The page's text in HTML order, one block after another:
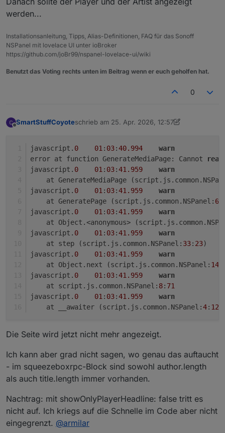
werden...
Installationsanleitung, Tipps, Alias-Definitionen, FAQ für das Sonoff
NSPanel mit lovelace UI unter ioBroker
https://github.com/joBr99/nspanel-lovelace-ui/wiki
Benutzt das Voting rechts unten im Beitrag wenn er euch geholfen hat.
0
Offline
SmartStuffCoyoteschrieb am 25. Apr. 2026, 12:57
zuletzt editiert von SmartStuffCoyote
javascript. 0 01 : 03:40.994
warn
error at function GenerateMediaPage: Cannot
read
javascript. 0 01 : 03:41.959
warn
at GenerateMediaPage
javascript. 0 01 : 03:41.959
warn
    at GeneratePage (script.js.common.NSPanel:
javascript. 0 01 : 03:41.959
warn
at Object.<anonymous>
javascript. 0 01 : 03:41.959
warn
    at step (script.js.common.NSPanel:
33: 23)
javascript. 0 01 : 03:41.959
warn
    at Object.next (script.js.common.NSPanel:
14
javascript. 0 01 : 03:41.959
warn
    at script.js.common.NSPanel:
8: 71
javascript. 0 01 : 03:41.959
warn
    at __awaiter (script.js.common.NSPanel:
4: 12
Die Seite wird jetzt nicht mehr angezeigt.
Ich kann aber grad nicht sagen, wo genau das auftaucht
- im squeezeboxrpc-Block sind sowohl author.length
als auch title.length immer vorhanden.
Nachtrag: mit showOnlyPlayerHeadline: false tritt es
nicht auf. Ich kriegs auf die Schnelle im Code aber nicht
eingegrenzt. @armilar